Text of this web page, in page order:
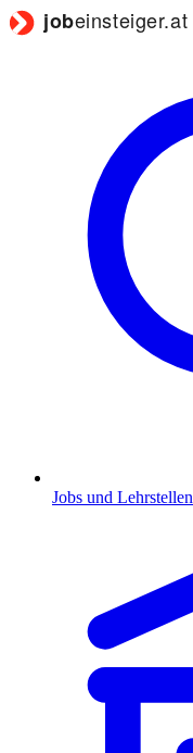
Jobs und Lehrstellen